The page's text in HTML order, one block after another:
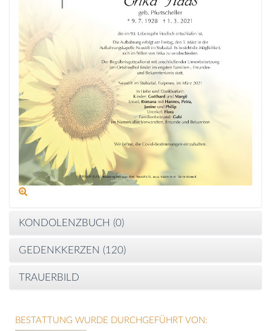
KONDOLENZBUCH (0)
GEDENKKERZEN (120)
TRAUERBILD
BESTATTUNG WURDE DURCHGEFÜHRT VON: